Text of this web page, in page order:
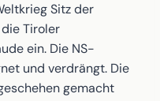
Sitz der
Tiroler
ein. Die NS-
und verdrängt. Die
gemacht